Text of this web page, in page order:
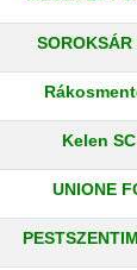
SOROKSÁR
Kelen
UNIONE